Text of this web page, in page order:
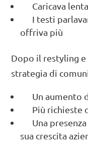
Caricava
I testi
offriva più
Dopo il restyling
strategia di
Un aumento
Più richieste
Una presenza
sua crescita